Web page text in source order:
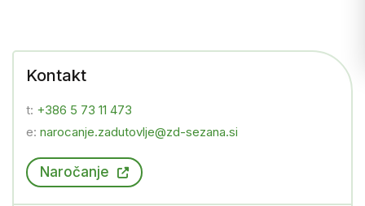
Kontakt
t: +386 5 73 11 473
e: narocanje.zadutovlje@zd-sezana.si
Naročanje